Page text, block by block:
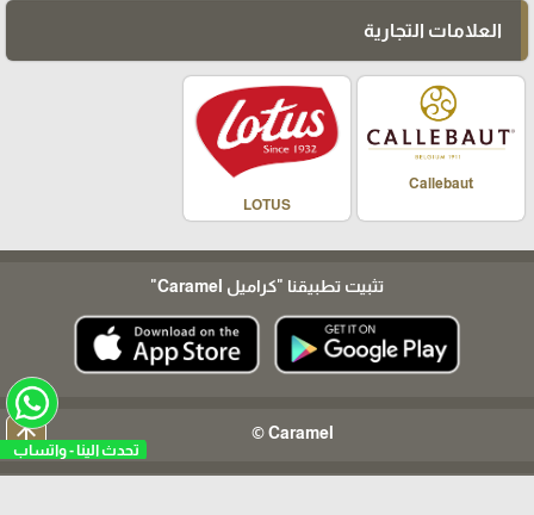
تحدث الينا - واتساب
العلامات التجارية
Callebaut
LOTUS
تثبيت تطبيقنا "كراميل Caramel"
Caramel ©
arrow_upward